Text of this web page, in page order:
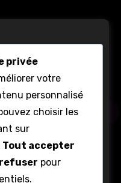
privée
votre
personnalisé
choisir les
sur
Tout accepter
pour